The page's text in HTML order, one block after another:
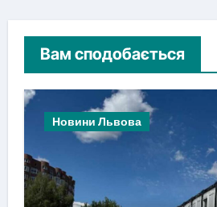
Вам сподобається
Новини Львова